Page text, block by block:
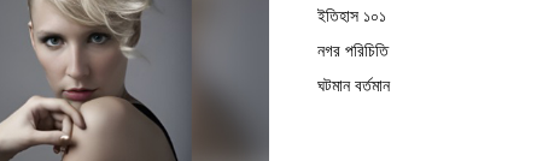
ইতিহাস ১০১
নগর পরিচিতি
ঘটমান বর্তমান